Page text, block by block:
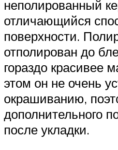
неполированный
отличающийся
поверхности.
отполирован до
гораздо красивее
этом он не очень
окрашиванию,
дополнительного
после укладки.